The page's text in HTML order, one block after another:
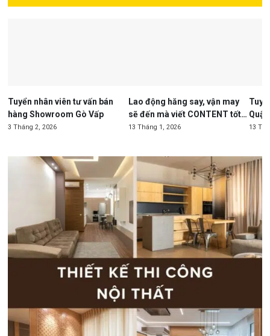
Tuyển nhân viên tư vấn bán
hàng Showroom Gò Vấp
3 Tháng 2, 2026
Lao động hăng say, vận may
sẽ đến mà viết CONTENT tốt
thì apply Kitchen Store
13 Tháng 1, 2026 13